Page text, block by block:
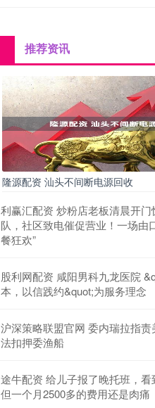
推荐资讯
隆源配资 汕头不间断电源回收
利赢汇配资 炒粉店老板清晨开门
队，社区致电催促营业！一场由
餐狂欢”
股利网配资 咸阳男科九龙医院
本，以信践约&quot;为服务理念
沪深策略联盟官网 委内瑞拉指
法扣押委渔船
途牛配资 给儿子报了晚托班，看
但一个月2500多的费用还是肉痛